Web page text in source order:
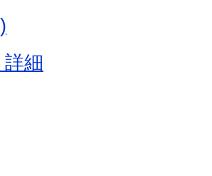
細